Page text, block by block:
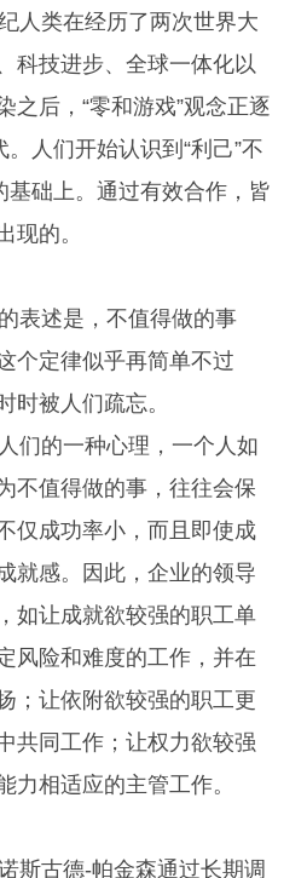
人类在经历了两次世界大
科技进步、全球一体化以
之后，“零和游戏”观念正逐
。人们开始认识到“利己”不
基础上。通过有效合作，皆
现的。
表述是，不值得做的事
个定律似乎再简单不过
时被人们疏忘。
们的一种心理，一个人如
不值得做的事，往往会保
仅成功率小，而且即使成
就感。因此，企业的领导
如让成就欲较强的职工单
风险和难度的工作，并在
；让依附欲较强的职工更
共同工作；让权力欲较强
力相适应的主管工作。
斯古德-帕金森通过长期调